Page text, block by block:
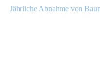
Jährliche Abnahme von